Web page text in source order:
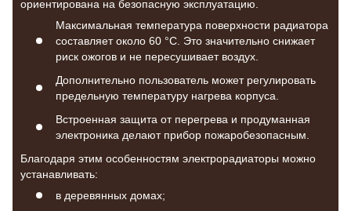
ориентирована на безопасную эксплуатацию.
Максимальная температура поверхности радиатора
составляет около 60 °С. Это значительно снижает
риск ожогов и не пересушивает воздух.
Дополнительно пользователь может регулировать
предельную температуру нагрева корпуса.
Встроенная защита от перегрева и продуманная
электроника делают прибор пожаробезопасным.
Благодаря этим особенностям электрорадиаторы можно
устанавливать:
в деревянных домах;